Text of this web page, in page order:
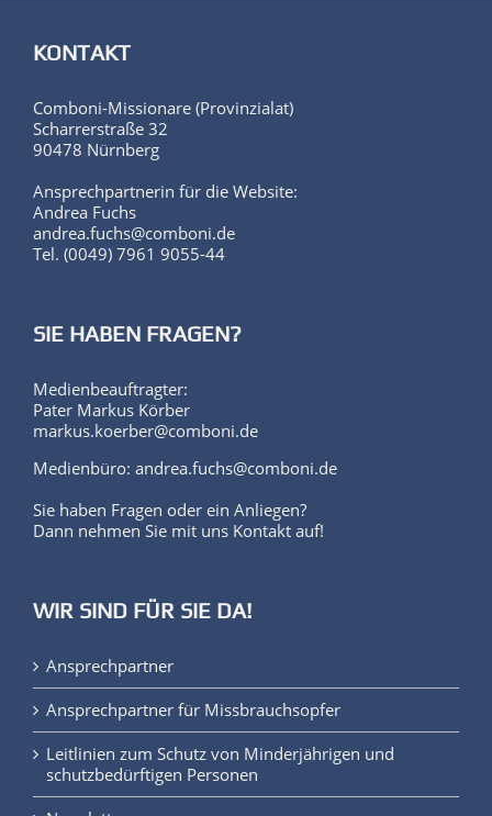
KONTAKT
Comboni-Missionare (Provinzialat)
Scharrerstraße 32
90478 Nürnberg
Ansprechpartnerin für die Website:
Andrea Fuchs
andrea.fuchs@comboni.de
Tel. (0049) 7961 9055-44
SIE HABEN FRAGEN?
Medienbeauftragter:
Pater Markus Körber
markus.koerber@comboni.de
Medienbüro: andrea.fuchs@comboni.de
Sie haben Fragen oder ein Anliegen?
Dann nehmen Sie mit uns Kontakt auf!
WIR SIND FÜR SIE DA!
Ansprechpartner
Ansprechpartner für Missbrauchsopfer
Leitlinien zum Schutz von Minderjährigen und
schutzbedürftigen Personen